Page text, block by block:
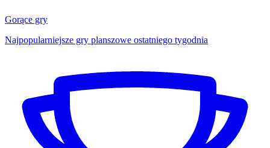
Gorące gry
Najpopularniejsze gry planszowe ostatniego tygodnia